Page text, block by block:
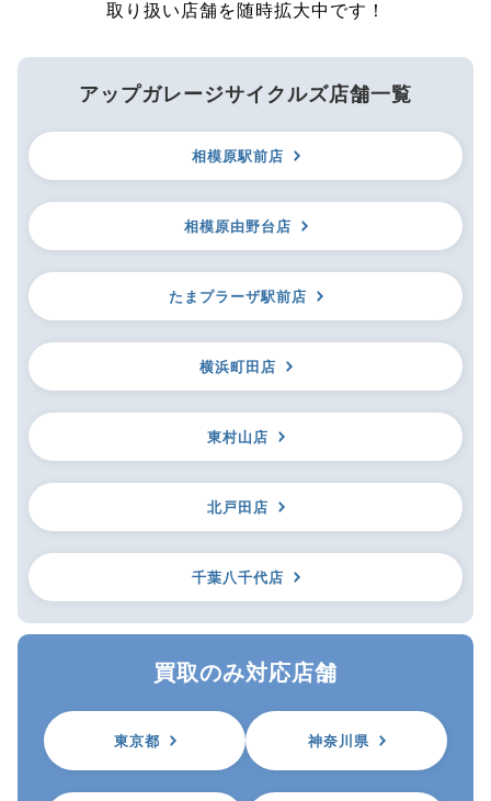
取り扱い店舗を随時拡大中です！
アップガレージサイクルズ店舗一覧
相模原駅前店
相模原由野台店
たまプラーザ駅前店
横浜町田店
東村山店
北戸田店
千葉八千代店
買取のみ対応店舗
東京都 神奈川県